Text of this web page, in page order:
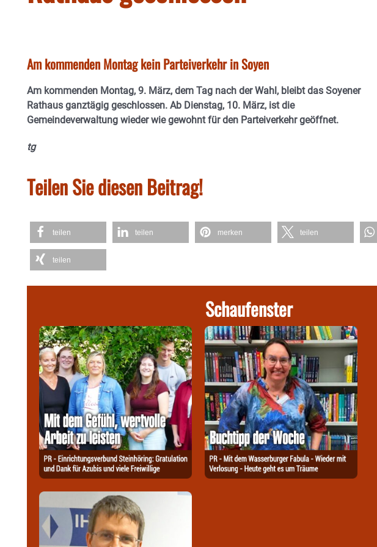
Am kommenden Montag kein Parteiverkehr in Soyen
Am kommenden Montag, 9. März, dem Tag nach der Wahl, bleibt das Soyener
Rathaus ganztägig geschlossen. Ab Dienstag, 10. März, ist die
Gemeindeverwaltung wieder wie gewohnt für den Parteiverkehr geöffnet.
tg
Teilen Sie diesen Beitrag!
teilen teilen merken teilen
teilen
Schaufenster